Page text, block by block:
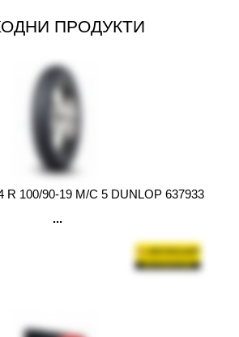
ПРОДУКТИ
R 100/90-19 M/C 5 DUNLOP 637933